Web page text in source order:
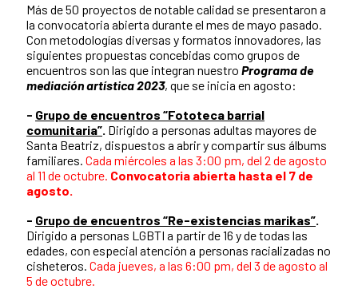
Más de 50 proyectos de notable calidad se presentaron a
la convocatoria abierta durante el mes de mayo pasado.
Con metodologías diversas y formatos innovadores, las
siguientes propuestas concebidas como grupos de
encuentros son las que integran nuestro Programa de
mediación artística 2023, que se inicia en agosto:
- Grupo de encuentros “Fototeca barrial
comunitaria” Dirigido a personas adultas mayores de
Santa Beatriz, dispuestos a abrir y compartir sus álbums
familiares. Cada miércoles a las 3:00 pm, del 2 de agosto
al 11 de octubre. Convocatoria abierta hasta el 7 de
agosto.
- Grupo de encuentros “Re-existencias marikas”
Dirigido a personas LGBTI a partir de 16 y de todas las
edades, con especial atención a personas racializadas no
cisheteros. Cada jueves, a las 6:00 pm, del 3 de agosto al
5 de octubre.